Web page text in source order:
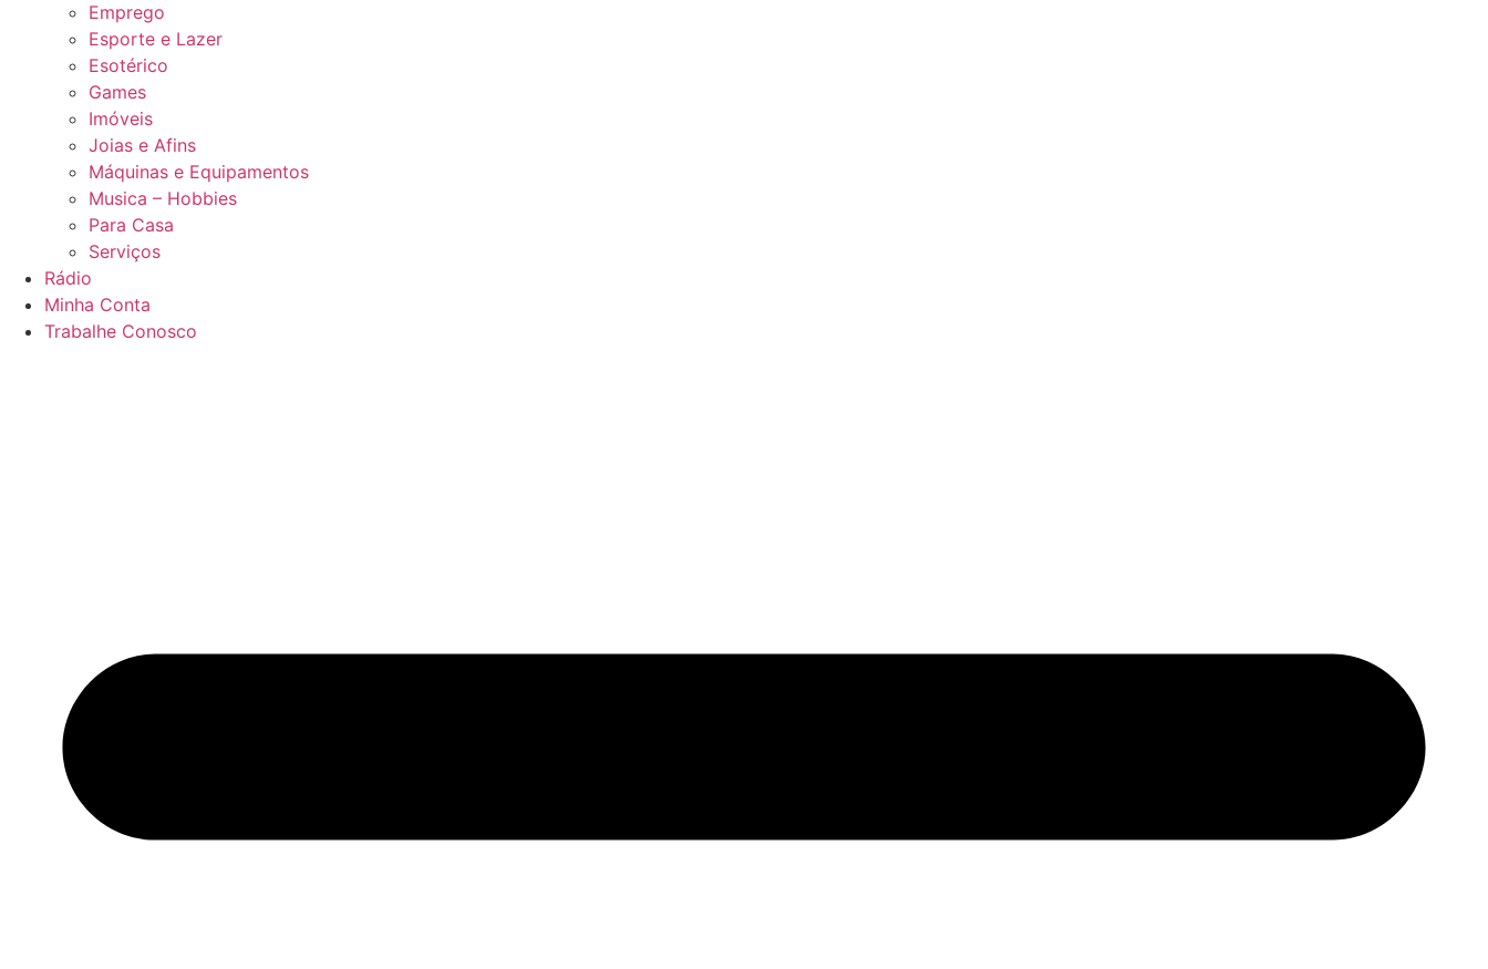
Emprego
Esporte e Lazer
Esotérico
Games
Imóveis
Joias e Afins
Máquinas e Equipamentos
Musica – Hobbies
Para Casa
Serviços
Rádio
Minha Conta
Trabalhe Conosco